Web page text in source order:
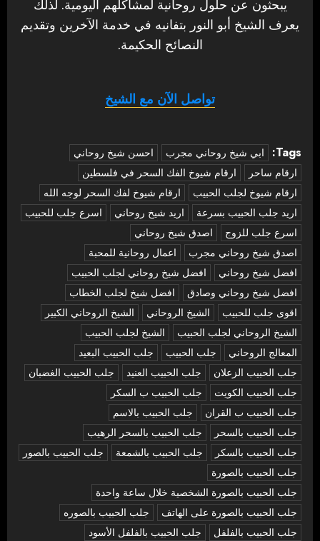
يبحثون عن حلول روحانية لمشاكلهم اليومية. لذلك
يعرف الشيخ أبو النور بتفانيه في خدمة الآخرين وتقديم
النصائح الحكيمة.
تواصل الآن مع الشيخ
Tags: ‏ابي شيخ روحاني مجرب
احسن شيخ روحاني
ارقام ساحر
ارقام شيوخ الفك السحر في فلسطين
ارقام شيوخ لجلب الحبيب
ارقام شيوخ لفك السحر لوجه الله
اريد جلب الحبيب بسرعة
اريد شيخ روحاني
اسرع جلب للحبيب
اسرع جلب للزوج
اصدق شيخ روحاني
اصدق شيخ روحاني مجرب
اعمال روحانية للمحبة
افضل شيخ روحاني
افضل شيخ روحاني لجلب الحبيب
افضل شيخ روحاني وصادق
افضل شيخ لجلب الخطاب
اقوى جلب للحبيب
الشيخ الروحاني
الشيخ الروحاني الكبير
الشيخ الروحاني لجلب الحبيب
الشيخ لجلب الحبيب
المعالج الروحاني
جلب الحبيب
جلب الحبيب البعيد
جلب الحبيب الزعلان
جلب الحبيب العنيد
جلب الحبيب الغضبان
جلب الحبيب الكويت
جلب الحبيب ب السكر
جلب الحبيب ب القران
جلب الحبيب بالاسم
جلب الحبيب بالسحر
جلب الحبيب بالسحر الرهيب
جلب الحبيب بالسكر
جلب الحبيب بالشمعة
جلب الحبيب بالصور
جلب الحبيب بالصورة
جلب الحبيب بالصورة الشخصية خلال ساعة واحدة
جلب الحبيب بالصورة على الهاتف
جلب الحبيب بالصوره
جلب الحبيب بالفلفل
جلب الحبيب بالفلفل الأسود